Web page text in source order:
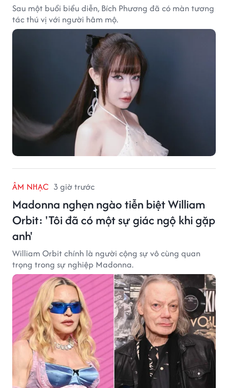
Sau một buổi biểu diễn, Bích Phương đã có màn tương
tác thú vị với người hâm mộ.
ÂM NHẠC 3 giờ trước
Madonna nghẹn ngào tiễn biệt William
Orbit: 'Tôi đã có một sự giác ngộ khi gặp
anh'
William Orbit chính là người cộng sự vô cùng quan
trọng trong sự nghiệp Madonna.